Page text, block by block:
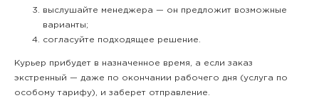
выслушайте менеджера — он предложит возможные
варианты;
согласуйте подходящее решение.
Курьер прибудет в назначенное время, а если заказ
экстренный — даже по окончании рабочего дня (услуга по
особому тарифу), и заберет отправление.